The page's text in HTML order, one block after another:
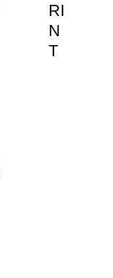
RI
N
T